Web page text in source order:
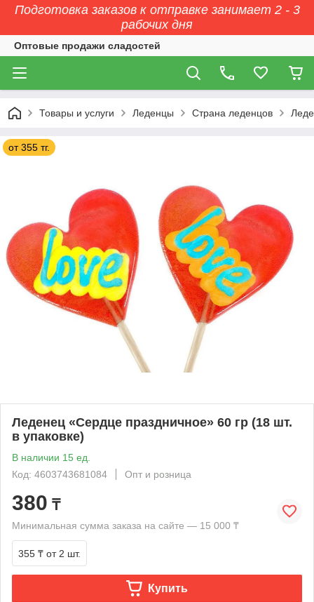
Подготовка заказов к отправке занимает 2 - 3
рабочих дня
Оптовые продажи сладостей
Товары и услуги Леденцы Страна леденцов
от 355 тг.
Леденец «Сердце праздничное» 60 гр (18 шт.
в упаковке)
В наличии 15 ед.
Код: 4603743681084
Опт и розница
380 ₸
Минимальная сумма заказа на сайте — 15 000 ₸
355 ₸ от 2 шт.
Купить